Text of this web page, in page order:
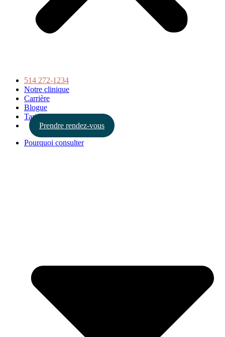
514 272-1234
Notre clinique
Carrière
Blogue
Tarifs
Prendre rendez-vous
Pourquoi consulter